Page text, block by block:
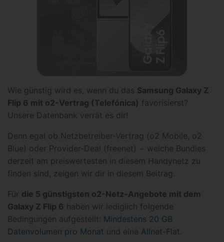
Wie günstig wird es, wenn du das Samsung Galaxy Z
Flip 6 mit o2-Vertrag (Telefónica) favorisierst?
Unsere Datenbank verrät es dir!
Denn egal ob Netzbetreiber-Vertrag (o2 Mobile, o2
Blue) oder Provider-Deal (freenet) − welche Bundles
derzeit am preiswertesten in diesem Handynetz zu
finden sind, zeigen wir dir in diesem Beitrag.
Für die 5 günstigsten o2-Netz-Angebote mit dem
Galaxy Z Flip 6 haben wir lediglich folgende
Bedingungen aufgestellt: Mindestens 20 GB
Datenvolumen pro Monat und eine Allnet-Flat.